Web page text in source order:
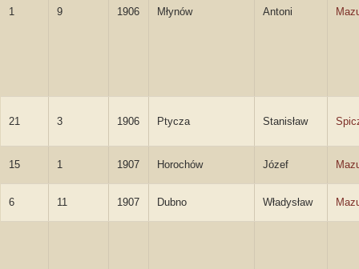
1 9 1906 Młynów Antoni
21 3 1906 Ptycza Stanisław
15 1 1907 Horochów Józef
6 11 1907 Dubno Władysław